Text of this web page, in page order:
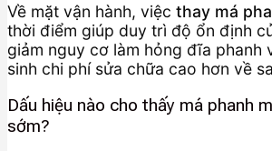
Về mặt vận hành, việc thay má
thời điểm giúp duy trì độ ổn định
giảm nguy cơ làm hỏng đĩa phanh
sinh chi phí sửa chữa cao hơn về
Dấu hiệu nào cho thấy má phanh
sớm?